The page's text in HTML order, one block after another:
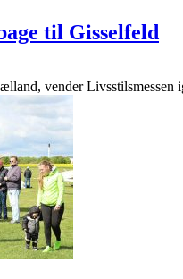
til Gisselfeld
vender